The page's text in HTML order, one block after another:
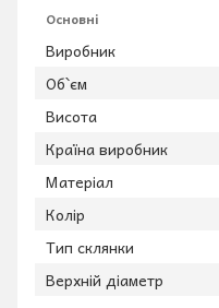
Основні
Виробник
Об`єм
Висота
Країна виробник
Матеріал
Колір
Тип склянки
Верхній діаметр